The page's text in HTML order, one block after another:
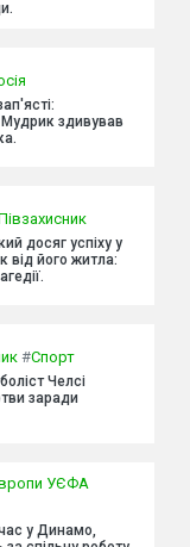
здивував
досяг успіху у
від його житла:
#Спорт
Челсі
заради
УЄФА
у Динамо,